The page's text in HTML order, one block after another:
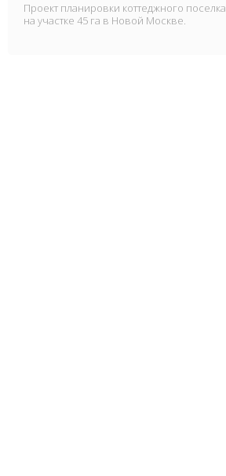
Проект планировки коттеджного поселка
на участке 45 га в Новой Москве.